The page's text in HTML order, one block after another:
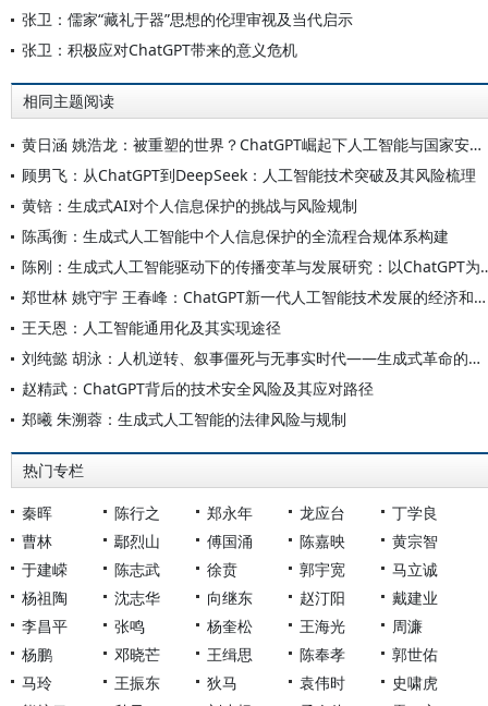
张卫：儒家“藏礼于器”思想的伦理审视及当代启示
张卫：积极应对ChatGPT带来的意义危机
相同主题阅读
黄日涵 姚浩龙：被重塑的世界？ChatGPT崛起下人工智能与国家安全新特征
顾男飞：从ChatGPT到DeepSeek：人工智能技术突破及其风险梳理
黄锫：生成式AI对个人信息保护的挑战与风险规制
陈禹衡：生成式人工智能中个人信息保护的全流程合规体系构建
陈刚：生成式人工智能
郑世林 姚守宇 王春峰：ChatGPT新一代人工智能技术发展的经济和社会影响
王天恩：人工智能通用化及其实现途径
刘纯懿 胡泳：人机逆转、叙事僵死与无事实时代——生成式革命的影响与危机
赵精武：ChatGPT背后的技术安全风险及其应对路径
郑曦 朱溯蓉：生成式人工智能的法律风险与规制
热门专栏
秦晖 陈行之 郑永年 龙应台
丁学良
曹林
鄢烈山 傅国涌 陈嘉映
黄宗智
于建嵘
陈志武 徐贲 郭宇宽
马立诚
杨祖陶
沈志华 向继东 赵汀阳
戴建业
李昌平
张鸣 杨奎松 王海光
周濂
杨鹏
邓晓芒 王缉思 陈奉孝
郭世佑
马玲
王振东 狄马 袁伟时
史啸虎